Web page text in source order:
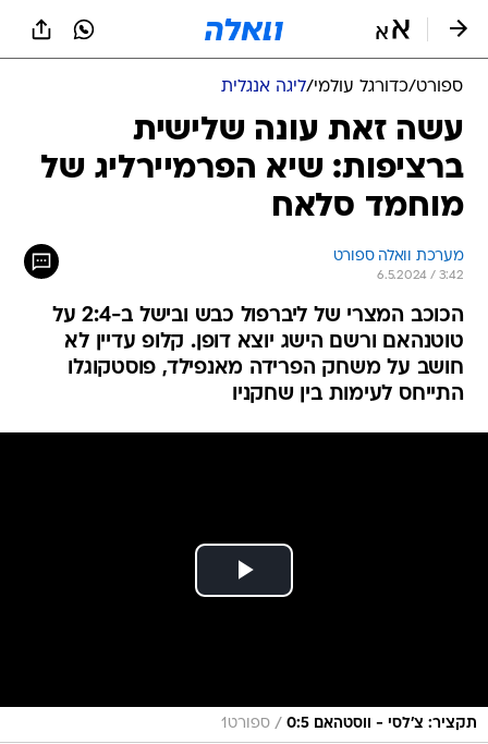
ספורט/כדורגל עולמי/ליגה אנגלית
עשה זאת עונה שלישית
ברציפות: שיא הפרמיירליג של
מוחמד סלאח
מערכת וואלה ספורט
6.5.2024 / 3:42
הכוכב המצרי של ליברפול כבש ובישל ב-2:4 על
טוטנהאם ורשם הישג יוצא דופן. קלופ עדיין לא
חושב על משחק הפרידה מאנפילד, פוסטקוגלו
התייחס לעימות בין שחקניו
תקציר: צ'לסי - ווסטהאם 0:5 / ספורט1